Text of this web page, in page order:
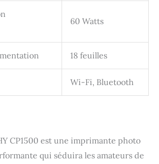
60 Watts
18 feuilles
Wi-Fi, Bluetooth
CP1500 est une imprimante photo
qui séduira les amateurs de